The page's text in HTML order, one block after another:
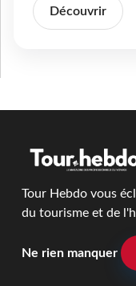
Découvrir
Tour Hebdo vous
du tourisme et de
Ne rien manquer